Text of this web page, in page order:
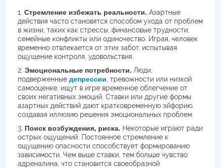
Стремление избежать реальности. Азартные
действия часто становятся способом ухода от проблем
в жизни, таких как стрессы, финансовые трудности,
семейные конфликты или одиночество. Играя, человек
временно отвлекается от этих забот, испытывая
ощущение контроля, удовольствия.
Эмоциональные потребности. Люди,
подверженные депрессии , тревожности или низкой
самооценке, ищут в игре временное облегчение от
своих негативных эмоций. Ставки или другие формы
азартных действий дают кратковременную эйфорию,
создавая иллюзию решения эмоциональных проблем.
Поиск возбуждения, риска. Некоторые играют ради
острых ощущений. Постоянное стремление к
ощущению опасности способствует формированию
зависимости. Чем выше ставки, тем больше чувство
адреналина, что становится своеобразной